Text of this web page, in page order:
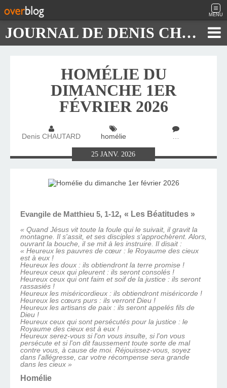
MENU
JOURNAL DE DENIS CHAUTARD
HOMÉLIE DU
DIMANCHE 1ER
FÉVRIER 2026
Denis CHAUTARD homélie …
25JANV.2026
Evangile de Matthieu 5, 1-12, « Les Béatitudes »
« Quand Jésus vit toute la foule qui le suivait, il gravit la
montagne. Il s'assit, et ses disciples s'approchèrent. Alors,
ouvrant la bouche, il se mit à les instruire. Il disait :
« Heureux les pauvres de cœur : le Royaume des cieux
est à eux !
Heureux les doux : ils obtiendront la terre promise !
Heureux ceux qui pleurent : ils seront consolés !
Heureux ceux qui ont faim et soif de la justice : ils seront
rassasiés !
Heureux les miséricordieux : ils obtiendront miséricorde !
Heureux les cœurs purs : ils verront Dieu !
Heureux les artisans de paix : ils seront appelés fils de
Dieu !
Heureux ceux qui sont persécutés pour la justice : le
Royaume des cieux est à eux !
Heureux serez-vous si l'on vous insulte, si l'on vous
persécute et si l'on dit faussement toute sorte de mal
contre vous, à cause de moi. Réjouissez-vous, soyez
dans l'allégresse, car votre récompense sera grande
dans les cieux »
Homélie